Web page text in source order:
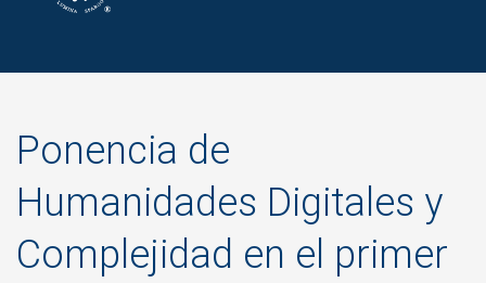
Ponencia de
Humanidades Digitales y
Complejidad en el primer